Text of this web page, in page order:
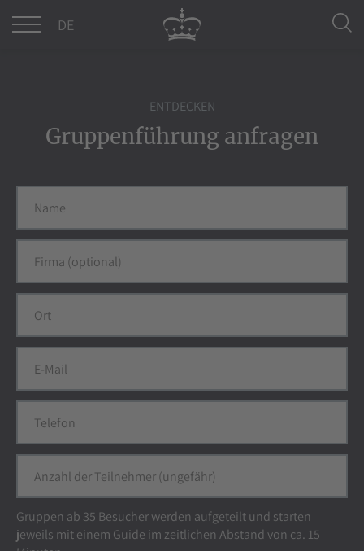
DE
ENTDECKEN
Gruppenführung anfragen
Gruppen ab 35 Besucher werden aufgeteilt und starten
jeweils mit einem Guide im zeitlichen Abstand von ca. 15